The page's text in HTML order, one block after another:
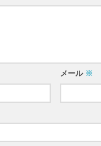
メール ※